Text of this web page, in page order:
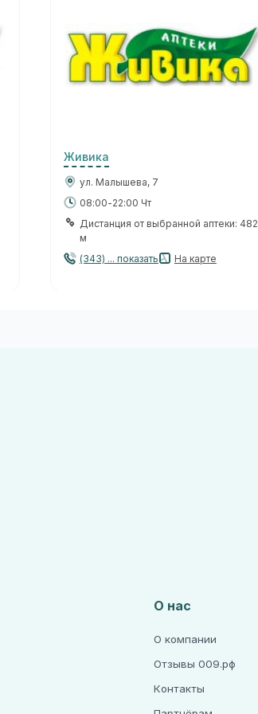
Живика
ул. Малышева, 7
08:00-22:00 Чт
Дистанция от выбранной аптеки: 482
м
(343) ... показать
На карте
О нас
О компании
Отзывы 009.рф
Контакты